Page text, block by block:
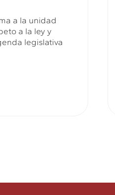
a la unidad
a la ley y
legislativa